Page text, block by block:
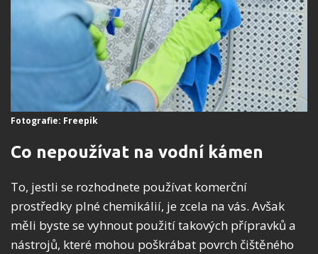
Fotografie: Freepik
Co nepoužívat na vodní kámen
To, jestli se rozhodnete používat komerční
prostředky plné chemikálií, je zcela na vás. Avšak
měli byste se vyhnout použití takových přípravků a
nástrojů, které mohou poškrábat povrch čištěného